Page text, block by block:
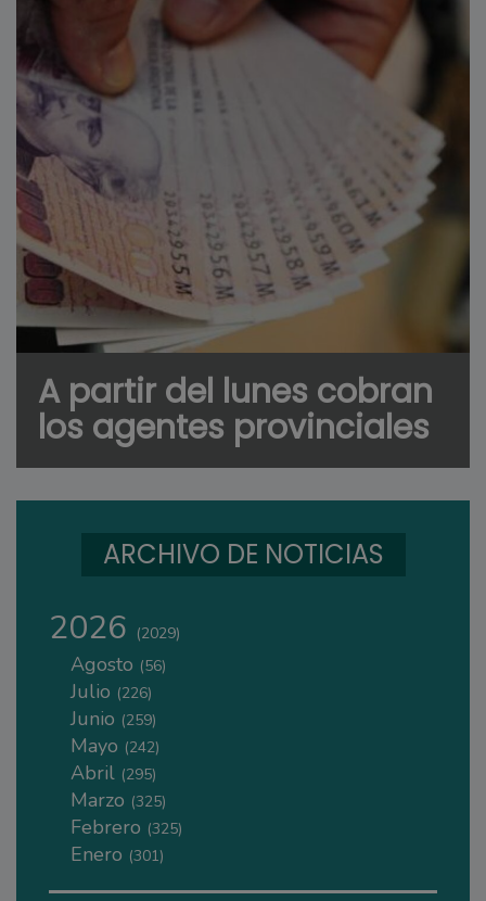
A partir del lunes cobran
los agentes provinciales
ARCHIVO DE NOTICIAS
2026 (2029)
Agosto (56)
Julio (226)
Junio (259)
Mayo (242)
Abril (295)
Marzo (325)
Febrero (325)
Enero (301)